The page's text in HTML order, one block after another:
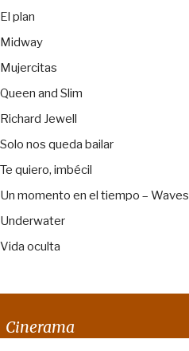
El plan
Midway
Mujercitas
Queen and Slim
Richard Jewell
Solo nos queda bailar
Te quiero, imbécil
Un momento en el tiempo – Waves
Underwater
Vida oculta
Cinerama